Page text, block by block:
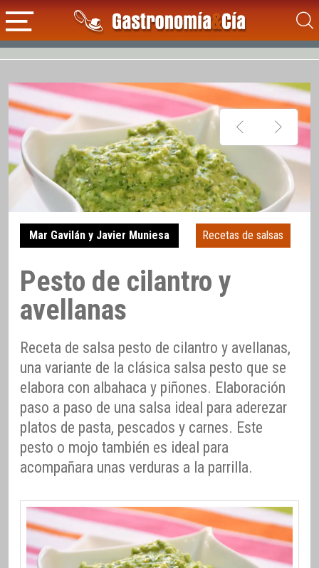
Mar Gavilán y Javier Muniesa Recetas de salsas
Pesto de cilantro y
avellanas
Receta de salsa pesto de cilantro y avellanas,
una variante de la clásica salsa pesto que se
elabora con albahaca y piñones. Elaboración
paso a paso de una salsa ideal para aderezar
platos de pasta, pescados y carnes. Este
pesto o mojo también es ideal para
acompañara unas verduras a la parrilla.